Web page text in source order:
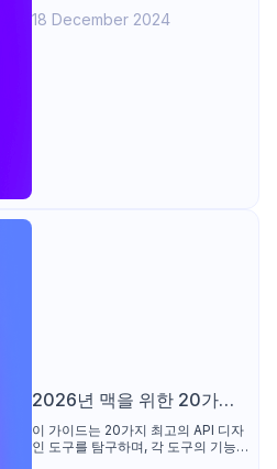
접근 방식을 제공합니다.
18 December 2024
2026년 맥을 위한 20가지
최고의 API 디자인 도구
이 가이드는 20가지 최고의 API 디자
인 도구를 탐구하며, 각 도구의 기능,